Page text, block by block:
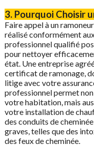
3. Pourquoi Choisir
Faire appel à un
réalisé conformément
professionnel qualifié
pour nettoyer
état. Une entreprise
certificat de ramonage,
litige avec votre
professionnel permet
votre habitation, mais
votre installation de
des conduits de
graves, telles que des
des feux de cheminée.